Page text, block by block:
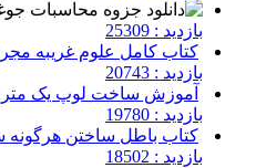
بازدید : 25309
کتاب کامل علوم غریبه
بازدید : 20743
آموزش ساخت لوپ یک
بازدید : 19780
کتاب باطل ساختن هرگونه
بازدید : 18502